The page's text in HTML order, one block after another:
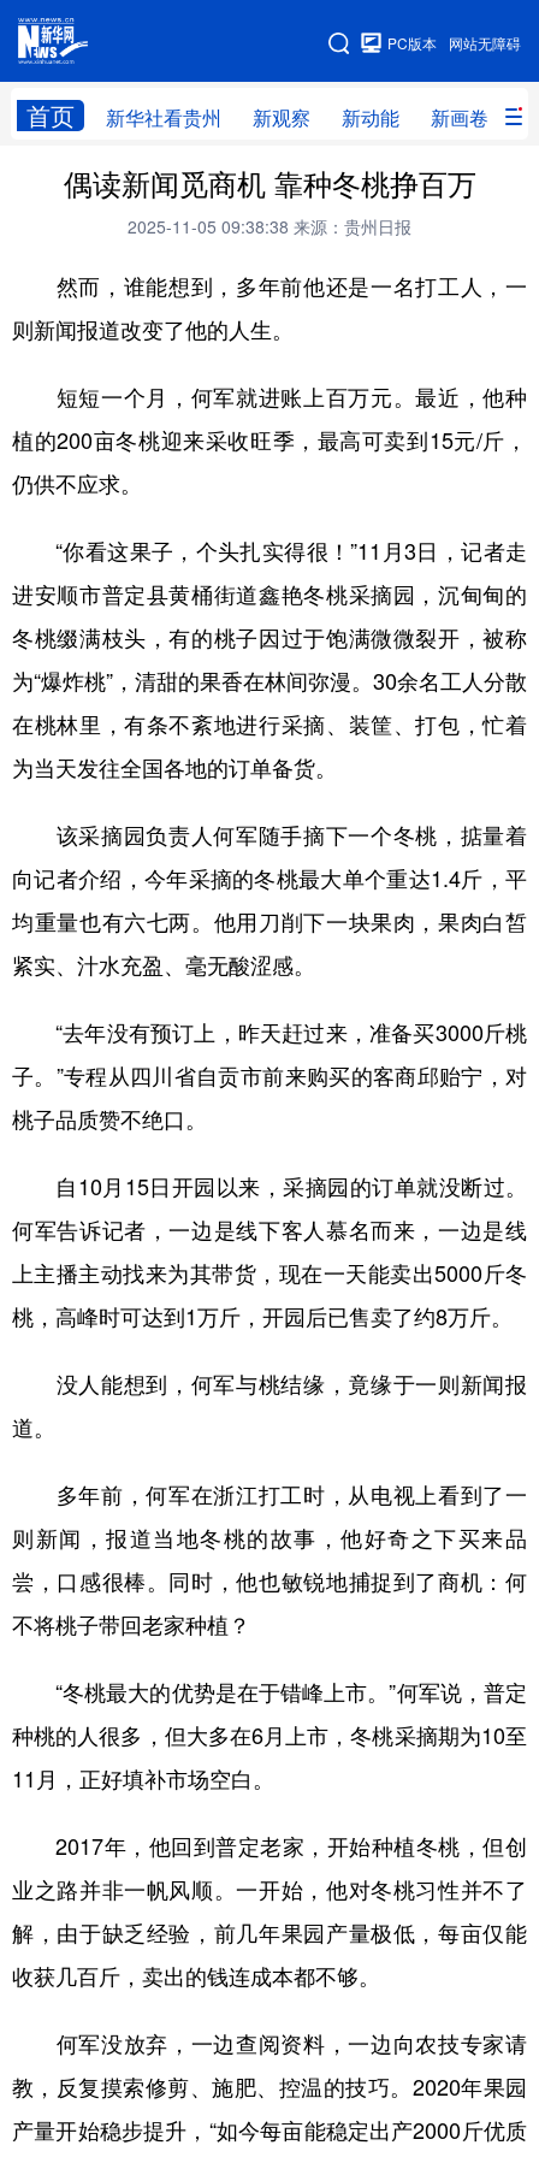
网站无障碍
PC版本
首页 新华社看贵州 新观察 新动能 新画卷
网站地图
新华社看贵州 新观察 新动能 新画卷
贵州领导 人事
专题 访谈 直播 视频
畅游贵州 数字贵州
光影贵州 部门之窗 县区直达 企业速递
融媒联播 贵阳 遵义 安顺
六盘水
地方频道
北京 天津 河北 山西
辽宁 吉林 上海 江苏
浙江 安徽 福建
山东 河南 湖北 湖南
广东 广西 海南 重庆
四川 贵州 云南 西藏
陕西 甘肃
新疆 内蒙古 黑龙江
多语种频道
English Español Français عربى
Русский язык 日本語 한국어
Deutsch Português
偶读新闻觅商机 靠种冬桃挣百万
2025-11-05 09:38:38 来源：贵州日报
然而，谁能想到，多年前他还是一名打工人，一
则新闻报道改变了他的人生。
短短一个月，何军就进账上百万元。最近，他种
植的200亩冬桃迎来采收旺季，最高可卖到15元/斤，
仍供不应求。
“你看这果子，个头扎实得很！”11月3日，记者走
进安顺市普定县黄桶街道鑫艳冬桃采摘园，沉甸甸的
冬桃缀满枝头，有的桃子因过于饱满微微裂开，被称
为“爆炸桃”，清甜的果香在林间弥漫。30余名工人分散
在桃林里，有条不紊地进行采摘、装筐、打包，忙着
为当天发往全国各地的订单备货。
该采摘园负责人何军随手摘下一个冬桃，掂量着
向记者介绍，今年采摘的冬桃最大单个重达1.4斤，平
均重量也有六七两。他用刀削下一块果肉，果肉白皙
紧实、汁水充盈、毫无酸涩感。
“去年没有预订上，昨天赶过来，准备买3000斤桃
子。”专程从四川省自贡市前来购买的客商邱贻宁，对
桃子品质赞不绝口。
自10月15日开园以来，采摘园的订单就没断过。
何军告诉记者，一边是线下客人慕名而来，一边是线
上主播主动找来为其带货，现在一天能卖出5000斤冬
桃，高峰时可达到1万斤，开园后已售卖了约8万斤。
没人能想到，何军与桃结缘，竟缘于一则新闻报
道。
多年前，何军在浙江打工时，从电视上看到了一
则新闻，报道当地冬桃的故事，他好奇之下买来品
尝，口感很棒。同时，他也敏锐地捕捉到了商机：何
不将桃子带回老家种植？
“冬桃最大的优势是在于错峰上市。”何军说，普定
种桃的人很多，但大多在6月上市，冬桃采摘期为10至
11月，正好填补市场空白。
2017年，他回到普定老家，开始种植冬桃，但创
业之路并非一帆风顺。一开始，他对冬桃习性并不了
解，由于缺乏经验，前几年果园产量极低，每亩仅能
收获几百斤，卖出的钱连成本都不够。
何军没放弃，一边查阅资料，一边向农技专家请
教，反复摸索修剪、施肥、控温的技巧。2020年果园
产量开始稳步提升，“如今每亩能稳定出产2000斤优质